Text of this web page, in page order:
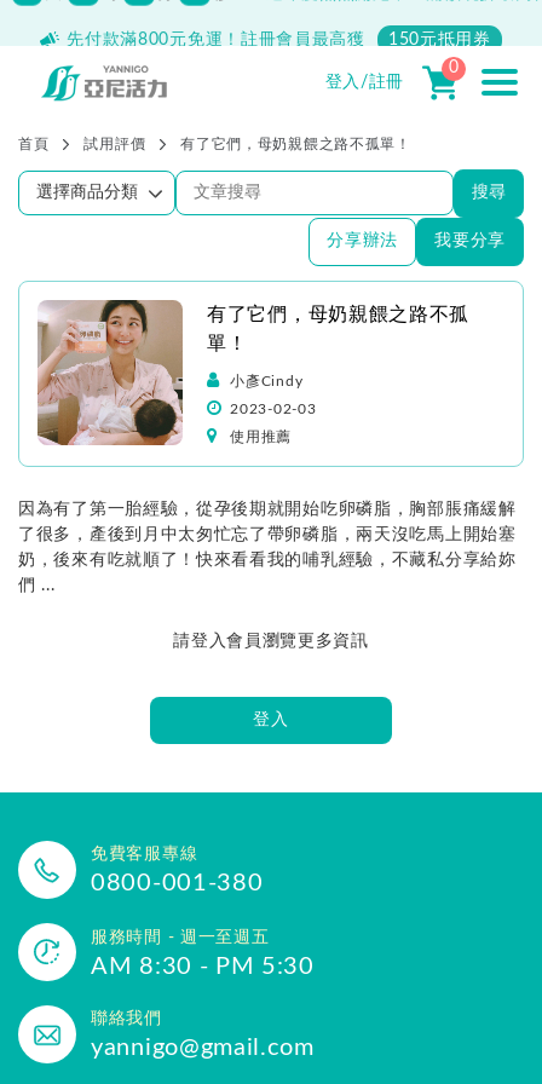
先付款滿800元免運！註冊會員最高獲 150元抵用券
登入/註冊
0
首頁 試用評價 有了它們，母奶親餵之路不孤單！
搜尋
分享辦法 我要分享
有了它們，母奶親餵之路不孤
單！
小彥Cindy
2023-02-03
使用推薦
因為有了第一胎經驗，從孕後期就開始吃卵磷脂，胸部脹痛緩解
了很多，產後到月中太匆忙忘了帶卵磷脂，兩天沒吃馬上開始塞
奶，後來有吃就順了！快來看看我的哺乳經驗，不藏私分享給妳
們 ...
請登入會員瀏覽更多資訊
登入
免費客服專線
0800-001-380
服務時間 - 週一至週五
AM 8:30 - PM 5:30
聯絡我們
yannigo@gmail.com